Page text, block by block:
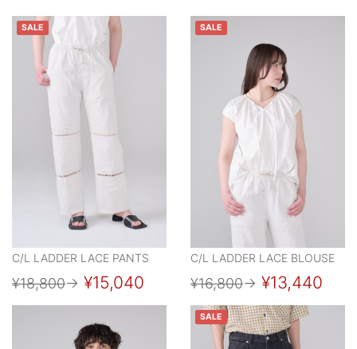
SALE
C/L LADDER LACE PANTS
¥18,800→ ¥15,040
SALE
C/L LADDER LACE BLOUSE
¥16,800→ ¥13,440
SALE